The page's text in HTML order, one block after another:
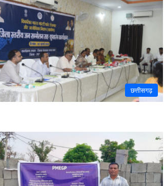
छत्तीसगढ़